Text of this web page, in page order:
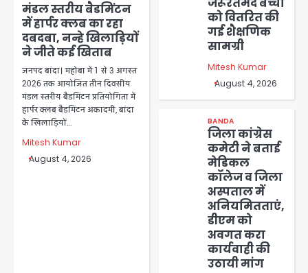
मंडल स्तरीय बैडमिंटन
में हार्पर क्लब का रहा
दबदबा, नन्हे खिलाड़ियों
ने जीते कई खिताब
जनपद बांदा। महोबा में 1 से 3 अगस्त
2026 तक आयोजित तीन दिवसीय
मंडल स्तरीय बैडमिंटन प्रतियोगिता में
हार्पर क्लब बैडमिंटन अकादमी, बांदा
के खिलाड़ियों…
Mitesh Kumar
August 4, 2026
जरूरतमंद बच्चों
को वितरित की
गई शैक्षणिक
सामग्री
Mitesh Kumar
August 4, 2026
BANDA
जिला कांग्रेस
कमेटी ने बताई
मेडिकल
कॉलेज व जिला
अस्पताल में
अनियमितताएं,
डीएम को
अवगत करा
कार्यवाही की
उठायी मांग